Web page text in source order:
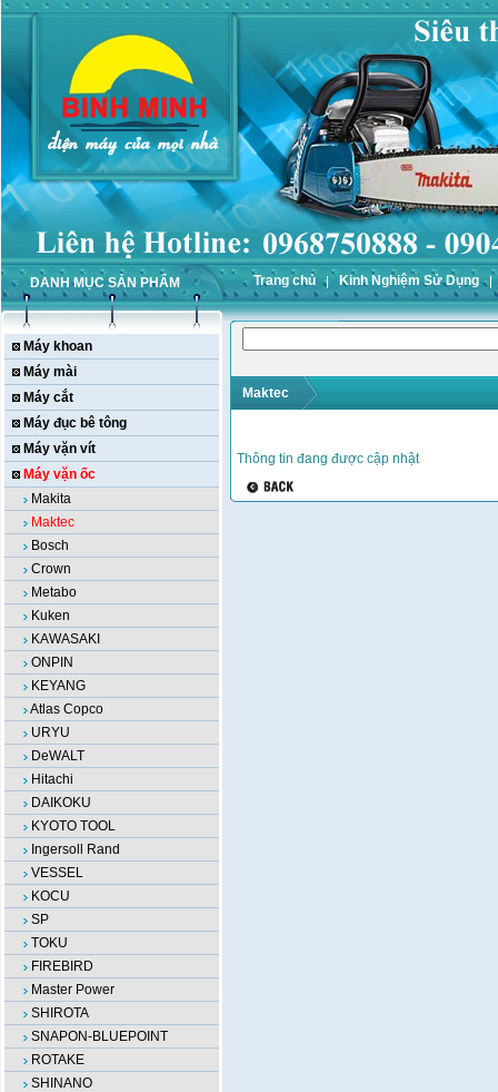
DANH MỤC SẢN PHẨM Trang chủ Kinh Nghiệm Sử Dụng
Máy khoan
Máy mài
Máy cắt
Máy đục bê tông
Máy vặn vít
Máy vặn ốc
Makita
Maktec
Bosch
Crown
Metabo
Kuken
KAWASAKI
ONPIN
KEYANG
Atlas Copco
URYU
DeWALT
Hitachi
DAIKOKU
KYOTO TOOL
Ingersoll Rand
VESSEL
KOCU
SP
TOKU
FIREBIRD
Master Power
SHIROTA
SNAPON-BLUEPOINT
ROTAKE
SHINANO
Maktec
Thông tin đang được cập nhật